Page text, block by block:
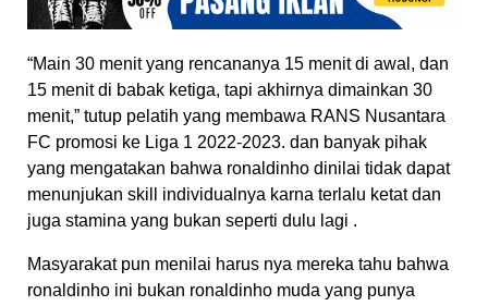
“Main 30 menit yang rencananya 15 menit di awal, dan
15 menit di babak ketiga, tapi akhirnya dimainkan 30
menit,” tutup pelatih yang membawa RANS Nusantara
FC promosi ke Liga 1 2022-2023. dan banyak pihak
yang mengatakan bahwa ronaldinho dinilai tidak dapat
menunjukan skill individualnya karna terlalu ketat dan
juga stamina yang bukan seperti dulu lagi .
Masyarakat pun menilai harus nya mereka tahu bahwa
ronaldinho ini bukan ronaldinho muda yang punya